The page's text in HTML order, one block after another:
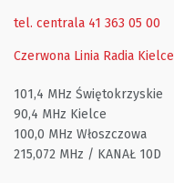
tel. centrala 41 363 05 00
Czerwona Linia Radia Kielce
101,4 MHz Świętokrzyskie
90,4 MHz Kielce
100,0 MHz Włoszczowa
215,072 MHz / KANAŁ 10D